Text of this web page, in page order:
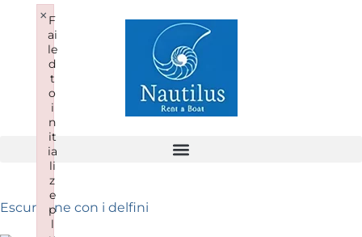
Escursione con i delfini
F
ai
le
d
t
o
i
n
it
ia
li
z
e
p
l
×